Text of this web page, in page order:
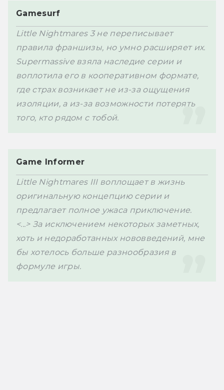
Gamesurf
Little Nightmares 3 не переписывает
правила франшизы, но умно расширяет их.
Supermassive взяла наследие серии и
воплотила его в кооперативном формате,
где страх возникает не из-за ощущения
изоляции, а из-за возможности потерять
того, кто рядом с тобой.
Game Informer
Little Nightmares III воплощает в жизнь
оригинальную концепцию серии и
предлагает полное ужаса приключение.
<...> За исключением некоторых заметных,
хоть и недоработанных нововведений, мне
бы хотелось больше разнообразия в
формуле игры.